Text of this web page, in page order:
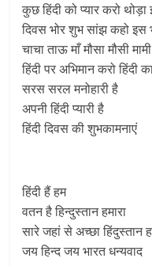
कुछ हिंदी को प्यार करो
दिवस भोर शुभ सांझ कहो इस
चाचा ताऊ माँ मौसा मौसी
हिंदी पर अभिमान करो हिंदी
सरस सरल मनोहारी है
अपनी हिंदी प्यारी है
हिंदी दिवस की शुभकामनाएं
हिंदी हैं हम
वतन है हिन्दुस्तान हमारा
सारे जहां से अच्छा हिंदुस्तान
जय हिन्द जय भारत धन्यवाद